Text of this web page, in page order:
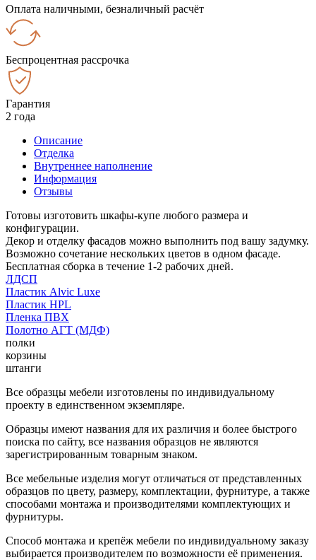
Оплата наличными, безналичный расчёт
Беспроцентная рассрочка
Гарантия
2 года
Описание
Отделка
Внутреннее наполнение
Информация
Отзывы
Готовы изготовить шкафы-купе любого размера и
конфигурации.
Декор и отделку фасадов можно выполнить под вашу задумку.
Возможно сочетание нескольких цветов в одном фасаде.
Бесплатная сборка в течение 1-2 рабочих дней.
ЛДСП
Пластик Alvic Luxe
Пластик HPL
Пленка ПВХ
Полотно АГТ (МДФ)
полки
корзины
штанги
Все образцы мебели изготовлены по индивидуальному
проекту в единственном экземпляре.
Образцы имеют названия для их различия и более быстрого
поиска по сайту, все названия образцов не являются
зарегистрированным товарным знаком.
Все мебельные изделия могут отличаться от представленных
образцов по цвету, размеру, комплектации, фурнитуре, а также
способами монтажа и производителями комплектующих и
фурнитуры.
Способ монтажа и крепёж мебели по индивидуальному заказу
выбирается производителем по возможности её применения.